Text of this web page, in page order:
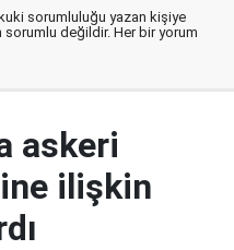
sorumluluğu yazan kişiye
sorumlu değildir. Her bir yorum
askeri
ilişkin